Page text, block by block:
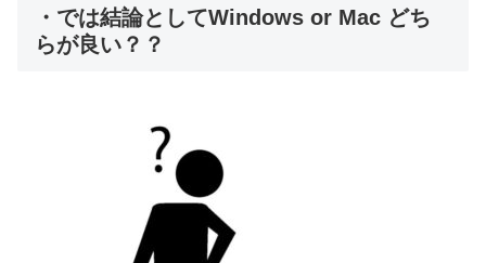
・では結論としてWindows or Mac どち
らが良い？？